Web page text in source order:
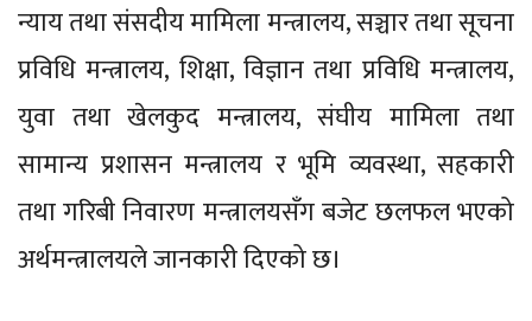
न्याय तथा संसदीय मामिला मन्त्रालय, सञ्चार तथा सूचना
प्रविधि मन्त्रालय, शिक्षा, विज्ञान तथा प्रविधि मन्त्रालय,
युवा तथा खेलकुद मन्त्रालय, संघीय मामिला तथा
सामान्य प्रशासन मन्त्रालय र भूमि व्यवस्था, सहकारी
तथा गरिबी निवारण मन्त्रालयसँग बजेट छलफल भएको
अर्थमन्त्रालयले जानकारी दिएको छ।